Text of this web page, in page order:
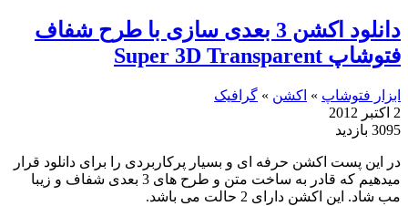
دانلود اکشن 3 بعدی سازی با طرح شفاف
فتوشاپ Super 3D Transparent
ابزار فتوشاپ » اکشن » گرافیک
2 اکتبر 2012
3095 بازدید
در این پست اکشن حرفه ای و بسیار پرکاربردی را برای دانلود قرار
میدهیم که قادر به ساخت متن و طرح های 3 بعدی شفاف و زیبا
مب شاد. این اکشن دارای 2 حالت می باشد.